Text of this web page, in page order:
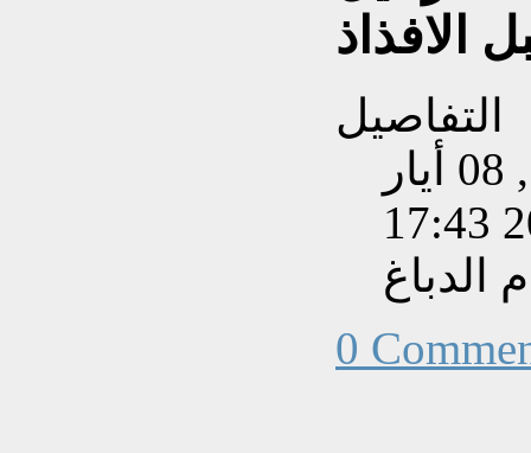
الافذاذ
التفاصيل
تم إنشاءه بتاريخ الجمعة, 08 أيار
0